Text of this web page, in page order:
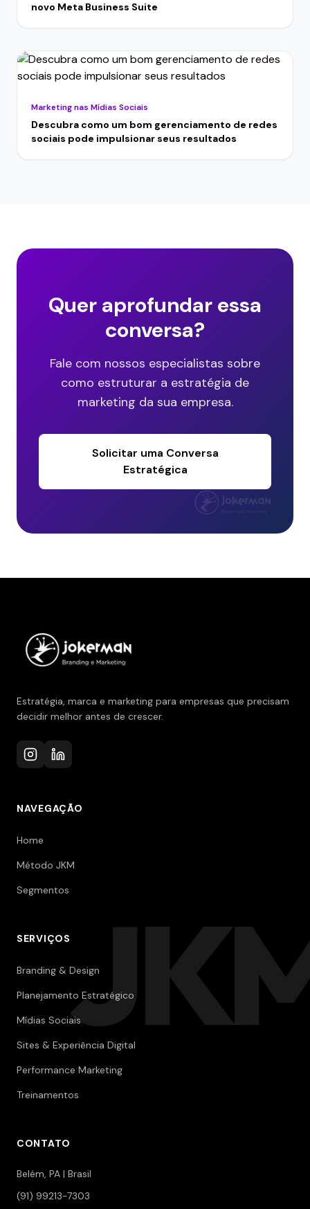
novo Meta Business Suite
Marketing nas Mídias Sociais
Descubra como um bom gerenciamento de redes
sociais pode impulsionar seus resultados
Quer aprofundar essa
conversa?
Fale com nossos especialistas sobre
como estruturar a estratégia de
marketing da sua empresa.
Solicitar uma Conversa
Estratégica
Estratégia, marca e marketing para empresas que precisam
decidir melhor antes de crescer.
NAVEGAÇÃO
Home
Método JKM
Segmentos
SERVIÇOS
Branding & Design
Planejamento Estratégico
Mídias Sociais
Sites & Experiência Digital
Performance Marketing
Treinamentos
CONTATO
Belém, PA | Brasil
(91) 99213-7303